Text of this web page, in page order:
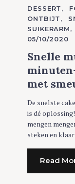
C
A
T
E
G
O
I
E
S
DESSERT
ONTBIJT
SUIKERARM
05/10/2020
Snelle
met
De snelste
is dé
mengen
steken en klaar
Read